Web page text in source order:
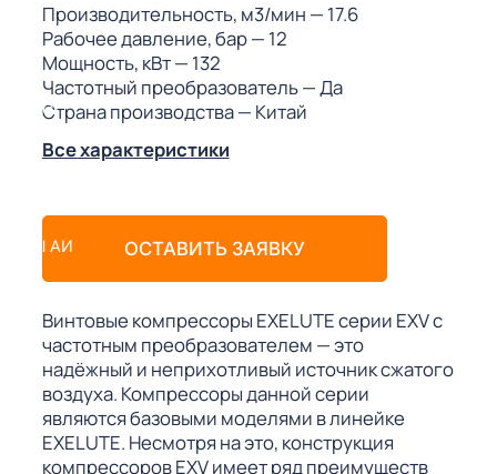
Производительность, м3/мин — 17.6
Рабочее давление, бар— 12
Мощность, кВт— 132
Частотный преобразователь— Да
Страна производства— Китай
Все характеристики
ОСТАВИТЬ ЗАЯВКУ
Винтовые компрессоры EXELUTE серии EXV с
частотным преобразователем — это
надёжный и неприхотливый источник сжатого
воздуха. Компрессоры данной серии
являются базовыми моделями в линейке
EXELUTE. Несмотря на это, конструкция
компрессоров EXV имеет ряд преимуществ
(МКС)
АИ